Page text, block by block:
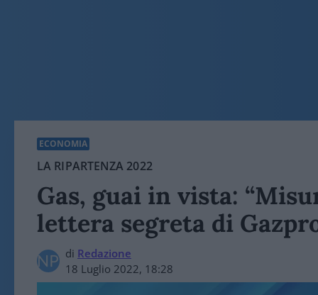
ECONOMIA
LA RIPARTENZA 2022
Gas, guai in vista:
lettera segreta di
di Redazione
18 Luglio 2022, 18:28